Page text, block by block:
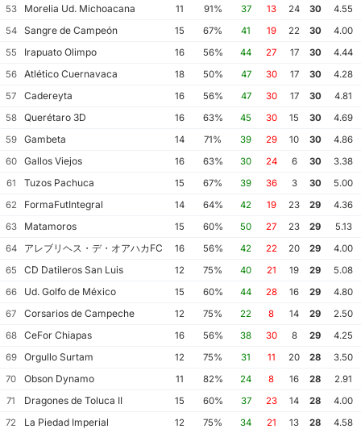
53
Morelia Ud. Michoacana 11 91% 37 13 24 30
4.55
54
Sangre de Campeón 15 67% 41 19 22 30
4.00
55
Irapuato Olimpo 16 56% 44 27 17 30
4.44
56
Atlético Cuernavaca 18 50% 47 30 17 30
4.28
57
Cadereyta 16 56% 47 30 17 30
4.81
58
Querétaro 3D 16 63% 45 30 15 30
4.69
59
Gambeta 14 71% 39 29 10 30
4.86
60
Gallos Viejos 16 63% 30 24 6 30
3.38
61
Tuzos Pachuca 15 67% 39 36 3 30
5.00
62
FormaFutIntegral 14 64% 42 19 23 29
4.36
63
Matamoros 15 60% 50 27 23 29
5.13
64
アレブリヘス・デ・オアハカFC 16 56% 42 22 20 29
4.00
65
CD Datileros San Luis 12 75% 40 21 19 29
5.08
66
Ud. Golfo de México 15 60% 44 28 16 29
4.80
67
Corsarios de Campeche 12 75% 22 8 14 29
2.50
68
CeFor Chiapas 16 56% 38 30 8 29
4.25
69
Orgullo Surtam 12 75% 31 11 20 28
3.50
70
Obson Dynamo 11 82% 24 8 16 28
2.91
71
Dragones de Toluca II 15 60% 37 23 14 28
4.00
72
La Piedad Imperial 12 75% 34 21 13 28
4.58